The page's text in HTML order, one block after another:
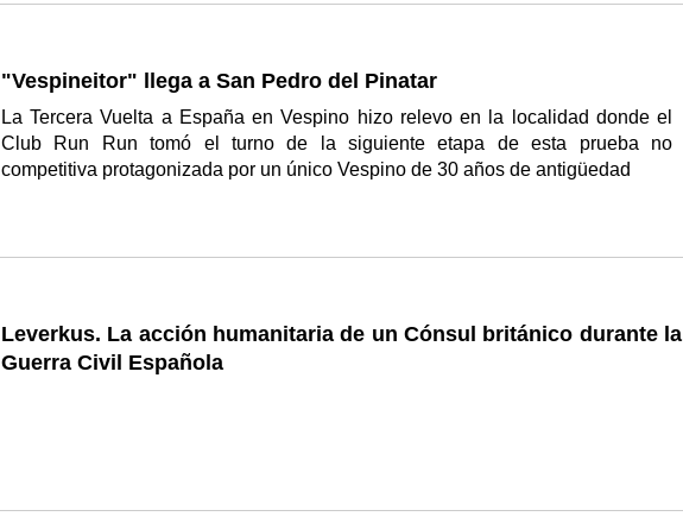
"Vespineitor" llega a San Pedro del Pinatar
La Tercera Vuelta a España en Vespino hizo relevo en la localidad donde el
Club Run Run tomó el turno de la siguiente etapa de esta prueba no
competitiva protagonizada por un único Vespino de 30 años de antigüedad
Leverkus. La acción humanitaria de un Cónsul británico durante la
Guerra Civil Española